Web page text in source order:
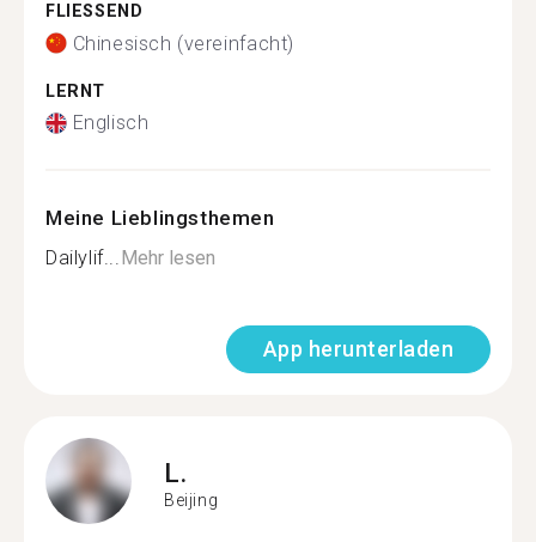
FLIESSEND
Chinesisch (vereinfacht)
LERNT
Englisch
Meine Lieblingsthemen
Dailylif...Mehr lesen
App herunterladen
L.
Beijing